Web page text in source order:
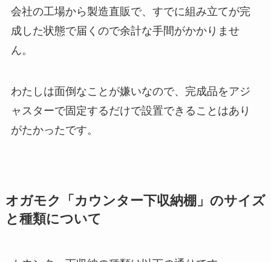
会社の工場から製造直販で、すでに組み立てが完
成した状態で届くので余計な手間がかかりませ
ん。
わたしは面倒なことが嫌いなので、 完成品をアジ
ャスターで固定するだけで設置できる ことはあり
がたかったです。
オガモク「カウンター下収納棚」のサイズ
と種類について